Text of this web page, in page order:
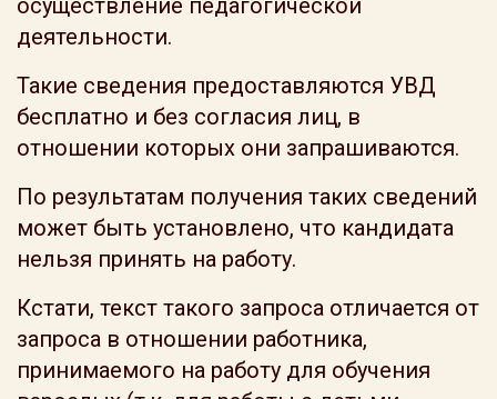
осуществление педагогической
деятельности.
Такие сведения предоставляются УВД
бесплатно и без согласия лиц, в
отношении которых они запрашиваются.
По результатам получения таких сведений
может быть установлено, что кандидата
нельзя принять на работу.
Кстати, текст такого запроса отличается от
запроса в отношении работника,
принимаемого на работу для обучения